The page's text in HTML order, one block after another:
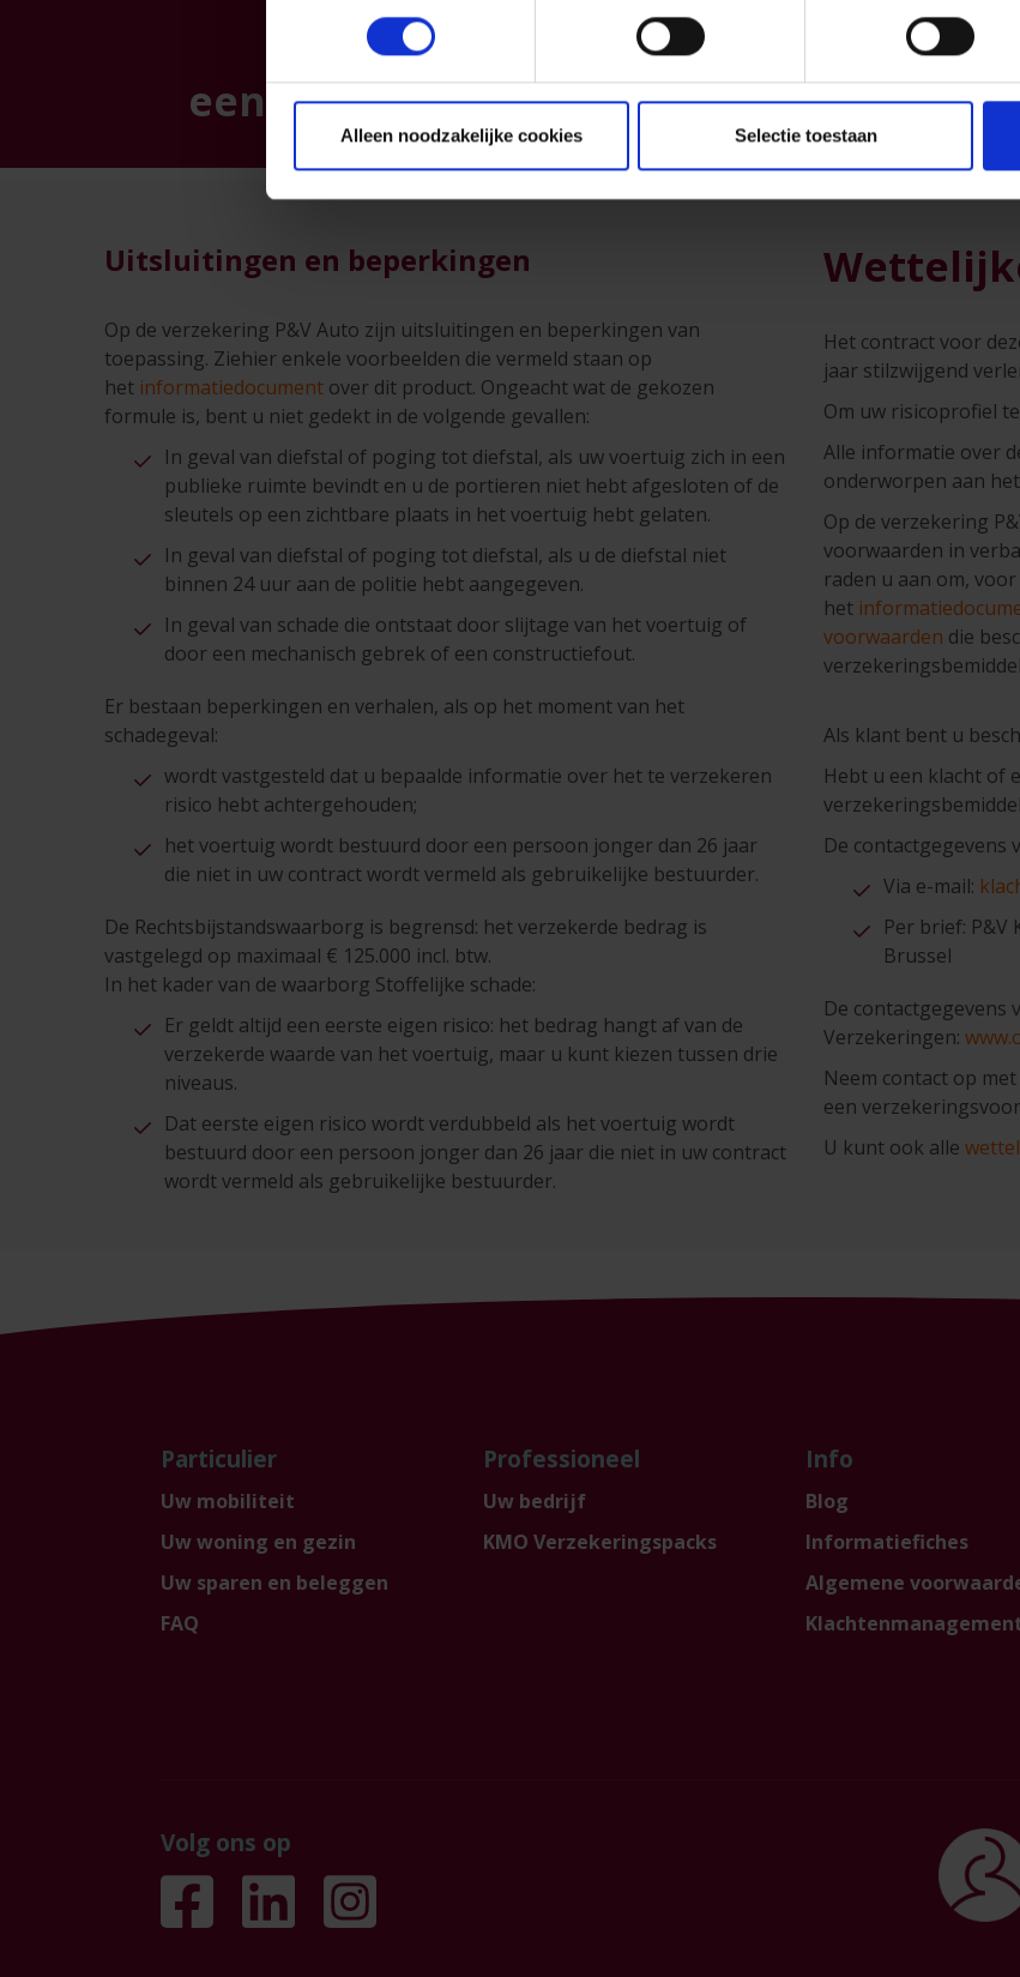
Alleen noodzakelijke cookies Selectie toestaan
Ontvang gratis
een vrijblijvende offerte
Uitsluitingen en beperkingen
Op de verzekering P&V Auto zijn uitsluitingen en beperkingen van
toepassing. Ziehier enkele voorbeelden die vermeld staan op
het informatiedocument over dit product. Ongeacht wat de gekozen
formule is, bent u niet gedekt in de volgende gevallen:
In geval van diefstal of poging tot diefstal, als uw voertuig zich in een
publieke ruimte bevindt en u de portieren niet hebt afgesloten of de
sleutels op een zichtbare plaats in het voertuig hebt gelaten.
In geval van diefstal of poging tot diefstal, als u de diefstal niet
binnen 24 uur aan de politie hebt aangegeven.
In geval van schade die ontstaat door slijtage van het voertuig of
door een mechanisch gebrek of een constructiefout.
Er bestaan beperkingen en verhalen, als op het moment van het
schadegeval:
wordt vastgesteld dat u bepaalde informatie over het te verzekeren
risico hebt achtergehouden;
het voertuig wordt bestuurd door een persoon jonger dan 26 jaar
die niet in uw contract wordt vermeld als gebruikelijke bestuurder.
De Rechtsbijstandswaarborg is begrensd: het verzekerde bedrag is
vastgelegd op maximaal € 125.000 incl. btw.
In het kader van de waarborg Stoffelijke schade:
Er geldt altijd een eerste eigen risico: het bedrag hangt af van de
verzekerde waarde van het voertuig, maar u kunt kiezen tussen drie
niveaus.
Dat eerste eigen risico wordt verdubbeld als het voertuig wordt
bestuurd door een persoon jonger dan 26 jaar die niet in uw contract
wordt vermeld als gebruikelijke bestuurder.
Het contract voor
jaar stilzwijgend
Om uw risicoprofiel
Alle informatie over
onderworpen aan
Op de verzekering
voorwaarden in
raden u aan om,
het
voorwaarden die
Als klant bent u
Hebt u een klacht of
De contactgegevens
Via e-mail:
Per brief: P&V
Brussel
De contactgegevens
Verzekeringen:
Neem contact op
een
U kunt ook alle
Particulier
Uw mobiliteit
Uw woning en gezin
Uw sparen en beleggen
FAQ
Professioneel
Uw bedrijf
KMO Verzekeringspacks
Info
Blog
Informatiefiches
Algemene
Volg ons op